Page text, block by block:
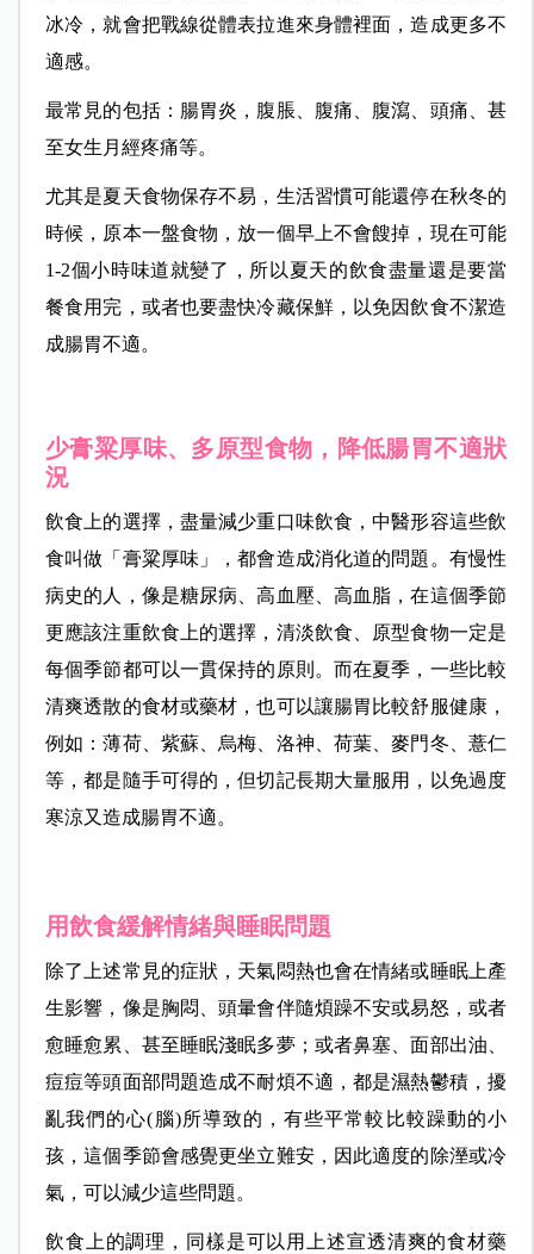
冰冷，就會把戰線從體表拉進來身體裡面，造成更多不
適感。
最常見的包括：腸胃炎，腹脹、腹痛、腹瀉、頭痛、甚
至女生月經疼痛等。
尤其是夏天食物保存不易，生活習慣可能還停在秋冬的
時候，原本一盤食物，放一個早上不會餿掉，現在可能
1-2個小時味道就變了，所以夏天的飲食盡量還是要當
餐食用完，或者也要盡快冷藏保鮮，以免因飲食不潔造
成腸胃不適。
少膏粱厚味、多原型食物，降低腸胃不適狀
況
飲食上的選擇，盡量減少重口味飲食，中醫形容這些飲
食叫做「膏粱厚味」，都會造成消化道的問題。有慢性
病史的人，像是糖尿病、高血壓、高血脂，在這個季節
更應該注重飲食上的選擇，清淡飲食、原型食物一定是
每個季節都可以一貫保持的原則。而在夏季，一些比較
清爽透散的食材或藥材，也可以讓腸胃比較舒服健康，
例如：薄荷、紫蘇、烏梅、洛神、荷葉、麥門冬、薏仁
等，都是隨手可得的，但切記長期大量服用，以免過度
寒涼又造成腸胃不適。
用飲食緩解情緒與睡眠問題
除了上述常見的症狀，天氣悶熱也會在情緒或睡眠上產
生影響，像是胸悶、頭暈會伴隨煩躁不安或易怒，或者
愈睡愈累、甚至睡眠淺眠多夢；或者鼻塞、面部出油、
痘痘等頭面部問題造成不耐煩不適，都是濕熱鬱積，擾
亂我們的心(腦)所導致的，有些平常較比較躁動的小
孩，這個季節會感覺更坐立難安，因此適度的除溼或冷
氣，可以減少這些問題。
飲食上的調理，同樣是可以用上述宣透清爽的食材藥